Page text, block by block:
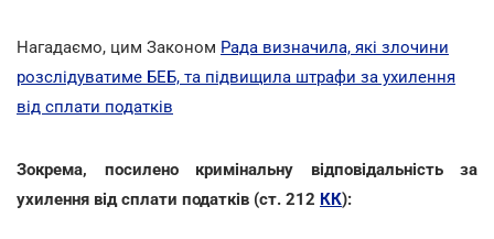
Нагадаємо, цим Законом Рада визначила, які злочини
розслідуватиме БЕБ, та підвищила штрафи за ухилення
від сплати податків
Зокрема, посилено кримінальну відповідальність за
ухилення від сплати податків (ст. 212 КК):